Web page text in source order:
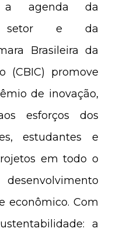
agenda da
setor e da
Brasileira da
(CBIC) promove
de inovação,
esforços dos
estudantes e
em todo o
econômico. Com
a